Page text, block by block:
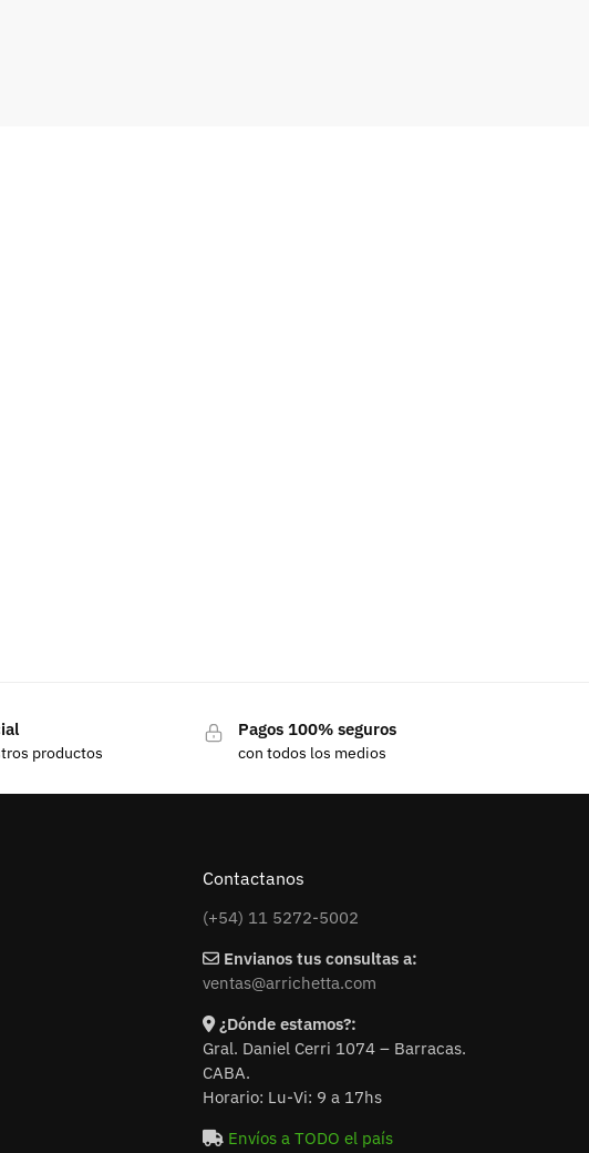
productos
Pagos 100% seguros
con todos los medios
Contactanos
(+54) 11 5272-5002
Envianos tus consultas a:
ventas@arrichetta.com
¿Dónde estamos?:
Gral. Daniel Cerri 1074 – Barracas.
CABA.
Horario: Lu-Vi: 9 a 17hs
Envíos a TODO el país